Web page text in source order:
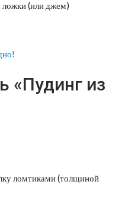
(или джем)
«Пудинг из
ломтиками (толщиной